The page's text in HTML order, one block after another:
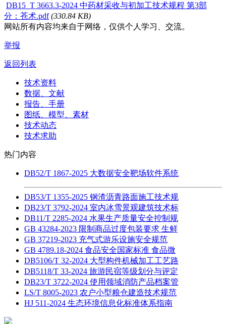
DB15_T 3663.3-2024 中药材采收与初加工技术规程 第3部
分：苍术.pdf (330.84 KB)
网站所有内容均来自于网络，仅供个人学习、交流。
举报
返回列表
技术资料
数据、文献
报告、手册
图纸、模型、素材
技术动态
技术求助
热门内容
DB52/T 1867-2025 大数据安全靶场软件系统
DB53/T 1355-2025 钢渣沥青路面施工技术规
DB23/T 3792-2024 室内冰雪景观建筑技术标
DB11/T 2285-2024 水果生产质量安全控制规
GB 43284-2023 限制商品过度包装要求 生鲜
GB 37219-2023 充气式游乐设施安全规范
GB 4789.18-2024 食品安全国家标准 食品微
DB5106/T 32-2024 大型构件机械加工工艺路
DB5118/T 33-2024 旅游民宿等级划分与评定
DB23/T 3722-2024 使用领域消防产品档案管
LS/T 8005-2023 农户小型粮仓建造技术规范
HJ 511-2024 生态环境信息化标准体系指南